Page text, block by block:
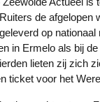
de afgelopen
op nationaal
in Ermelo als bij
lieten zij zich
ticket voor het